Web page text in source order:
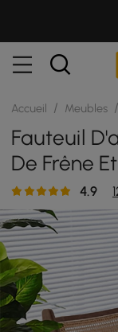
Accueil / Meubles /
Fauteuil
De Frêne
4.9